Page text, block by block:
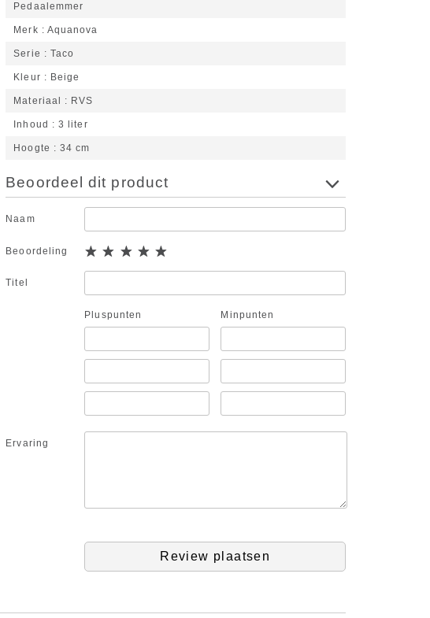
Pedaalemmer
Merk Aquanova
Serie Taco
Kleur Beige
Materiaal RVS
Inhoud 3 liter
Hoogte 34 cm
Beoordeel dit product
Naam
Beoordeling
Titel
Pluspunten Minpunten
Ervaring
Review plaatsen